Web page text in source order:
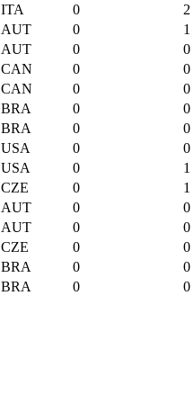
ITA 0
2
AUT 0
1
AUT 0
0
CAN 0
0
CAN 0
0
BRA 0
0
BRA 0
0
USA 0
0
USA 0
1
CZE 0
1
AUT 0
0
AUT 0
0
CZE 0
0
BRA 0
0
BRA 0
0